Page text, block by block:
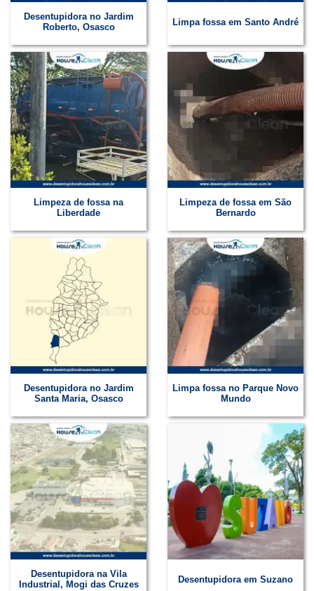
Desentupidora no Jardim
Roberto, Osasco
Limpa fossa em Santo André
Limpeza de fossa na
Liberdade
Limpeza de fossa em São
Bernardo
Desentupidora no Jardim
Santa Maria, Osasco
Limpa fossa no Parque Novo
Mundo
Desentupidora na Vila
Industrial, Mogi das Cruzes
Desentupidora em Suzano